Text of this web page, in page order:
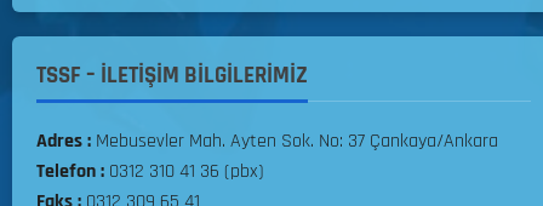
m
S
e
ç
m
e
l
TSSF – İLETİŞİM BİLGİLERİMİZ
Adres : Mebusevler Mah. Ayten Sok. No: 37 Çankaya/Ankara
Telefon : 0312 310 41 36 (pbx)